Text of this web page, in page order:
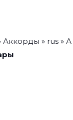
Аккорды » rus » А